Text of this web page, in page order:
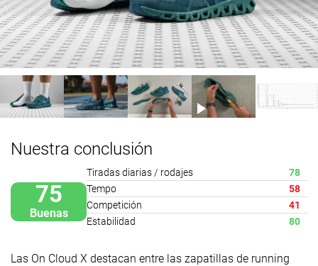
Nuestra conclusión
75
Buenas
Tiradas diarias / rodajes
78
Tempo
58
Competición
41
Estabilidad
80
Las On Cloud X destacan entre las zapatillas de running